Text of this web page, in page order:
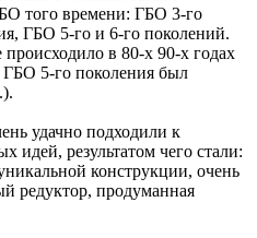
того времени: ГБО 3-го
ГБО 5-го и 6-го поколений.
происходило в 80-х 90-х годах
5-го поколения был
удачно подходили к
идей, результатом чего стали:
конструкции, очень
редуктор, продуманная